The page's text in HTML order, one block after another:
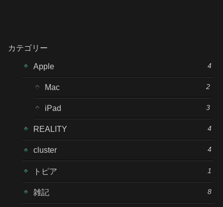
カテゴリー
Apple 4
Mac 2
iPad 3
REALITY 4
cluster 4
トピア 1
雑記 8